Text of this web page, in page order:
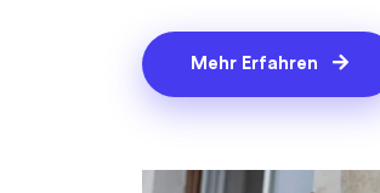
Mehr Erfahren